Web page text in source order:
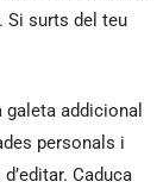
Si surts del teu
addicional
personals i
Caduca